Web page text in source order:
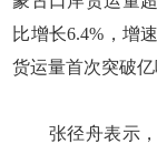
比增长6.4%，增
货运量首次突破亿
张径舟表示，